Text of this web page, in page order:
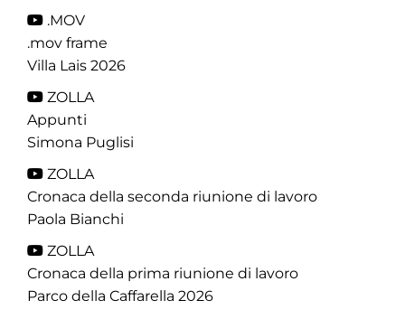
.MOV
.mov frame
Villa Lais 2026
ZOLLA
Appunti
Simona Puglisi
ZOLLA
Cronaca della seconda riunione di lavoro
Paola Bianchi
ZOLLA
Cronaca della prima riunione di lavoro
Parco della Caffarella 2026